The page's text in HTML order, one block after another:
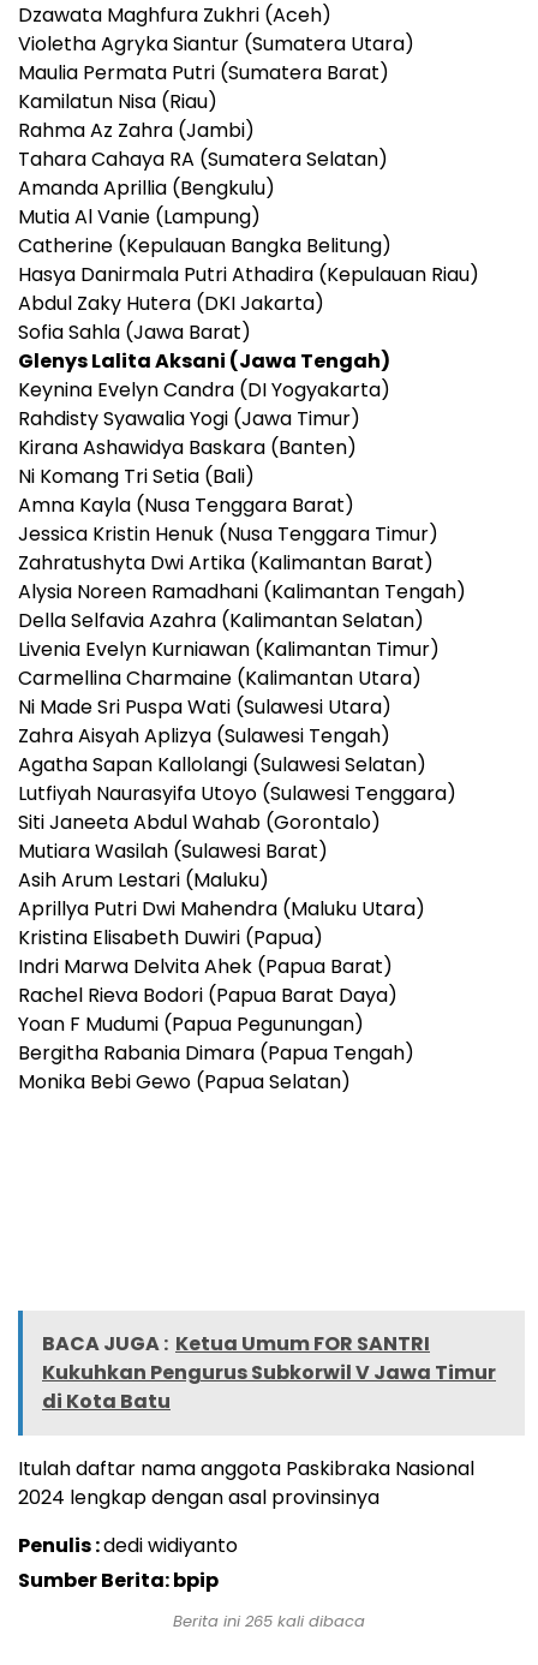
Dzawata Maghfura Zukhri (Aceh)
Violetha Agryka Siantur (Sumatera Utara)
Maulia Permata Putri (Sumatera Barat)
Kamilatun Nisa (Riau)
Rahma Az Zahra (Jambi)
Tahara Cahaya RA (Sumatera Selatan)
Amanda Aprillia (Bengkulu)
Mutia Al Vanie (Lampung)
Catherine (Kepulauan Bangka Belitung)
Hasya Danirmala Putri Athadira (Kepulauan Riau)
Abdul Zaky Hutera (DKI Jakarta)
Sofia Sahla (Jawa Barat)
Glenys Lalita Aksani (Jawa Tengah)
Keynina Evelyn Candra (DI Yogyakarta)
Rahdisty Syawalia Yogi (Jawa Timur)
Kirana Ashawidya Baskara (Banten)
Ni Komang Tri Setia (Bali)
Amna Kayla (Nusa Tenggara Barat)
Jessica Kristin Henuk (Nusa Tenggara Timur)
Zahratushyta Dwi Artika (Kalimantan Barat)
Alysia Noreen Ramadhani (Kalimantan Tengah)
Della Selfavia Azahra (Kalimantan Selatan)
Livenia Evelyn Kurniawan (Kalimantan Timur)
Carmellina Charmaine (Kalimantan Utara)
Ni Made Sri Puspa Wati (Sulawesi Utara)
Zahra Aisyah Aplizya (Sulawesi Tengah)
Agatha Sapan Kallolangi (Sulawesi Selatan)
Lutfiyah Naurasyifa Utoyo (Sulawesi Tenggara)
Siti Janeeta Abdul Wahab (Gorontalo)
Mutiara Wasilah (Sulawesi Barat)
Asih Arum Lestari (Maluku)
Aprillya Putri Dwi Mahendra (Maluku Utara)
Kristina Elisabeth Duwiri (Papua)
Indri Marwa Delvita Ahek (Papua Barat)
Rachel Rieva Bodori (Papua Barat Daya)
Yoan F Mudumi (Papua Pegunungan)
Bergitha Rabania Dimara (Papua Tengah)
Monika Bebi Gewo (Papua Selatan)
BACA JUGA : Ketua Umum FOR SANTRI
Kukuhkan Pengurus Subkorwil V Jawa Timur
di Kota Batu
Itulah daftar nama anggota Paskibraka Nasional
2024 lengkap dengan asal provinsinya
Penulis :dedi widiyanto
Sumber Berita: bpip
Berita ini 265 kali dibaca